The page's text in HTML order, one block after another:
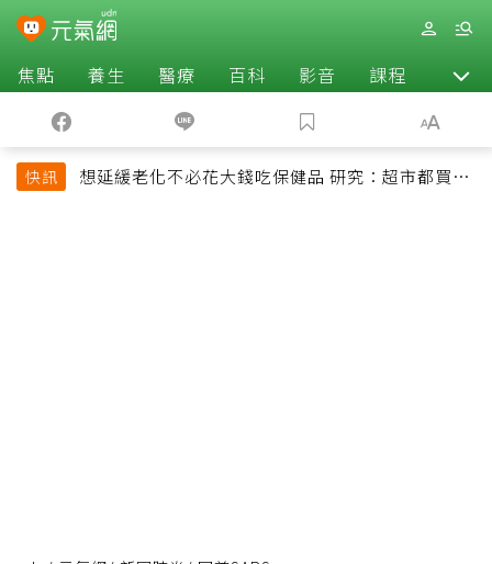
焦點 養生 醫療 百科 影音 課程 退休
快訊
想延緩老化不必花大錢吃保健品 研究：超市都買得